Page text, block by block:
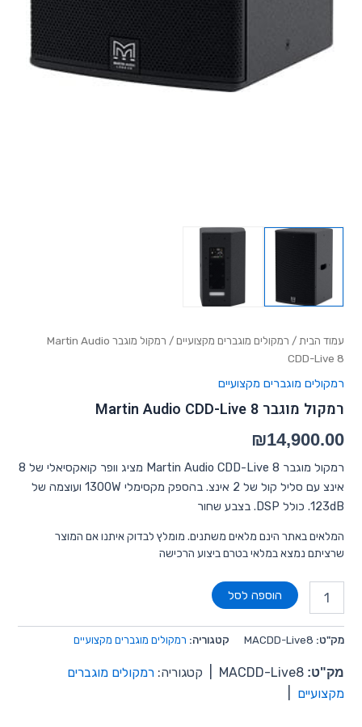
עמוד הבית / רמקולים מוגברים מקצועיים
/ רמקול מוגבר Martin Audio
CDD-Live 8
רמקולים מוגברים מקצועיים
רמקול מוגבר Martin Audio CDD-Live 8
₪14,900.00
רמקול מוגבר Martin Audio CDD-Live 8 מציג וופר קואקסיאלי של 8
אינצ עם סליל קול של 2 אינצ. בהספק מקסימלי 1300W ועוצמה של
123dB. כולל DSP. בצבע שחור
המלאים באתר הינם מלאים משתנים. מומלץ לבדוק איתנו אם המוצר
שרציתם נמצא במלאי בטרם ביצוע הרכישה
הוספה לסל
מק"ט: MACDD-Live8 קטגוריה: רמקולים מוגברים מקצועיים
מק"ט: MACDD-Live8 קטגוריה:רמקולים מוגברים
מקצועיים